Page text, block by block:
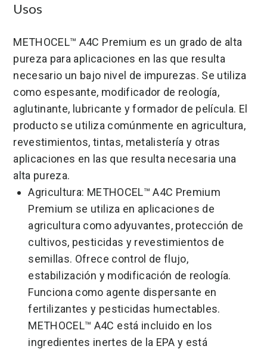
Usos
METHOCEL™ A4C Premium es un grado de alta
pureza para aplicaciones en las que resulta
necesario un bajo nivel de impurezas. Se utiliza
como espesante, modificador de reología,
aglutinante, lubricante y formador de película. El
producto se utiliza comúnmente en agricultura,
revestimientos, tintas, metalistería y otras
aplicaciones en las que resulta necesaria una
alta pureza.
Agricultura: METHOCEL™ A4C Premium
Premium se utiliza en aplicaciones de
agricultura como adyuvantes, protección de
cultivos, pesticidas y revestimientos de
semillas. Ofrece control de flujo,
estabilización y modificación de reología.
Funciona como agente dispersante en
fertilizantes y pesticidas humectables.
METHOCEL™ A4C está incluido en los
ingredientes inertes de la EPA y está